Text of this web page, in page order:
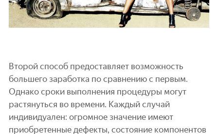
Второй способ предоставляет возможность
большего заработка по сравнению с первым.
Однако сроки выполнения процедуры могут
растянуться во времени. Каждый случай
индивидуален: огромное значение имеют
приобретенные дефекты, состояние компонентов